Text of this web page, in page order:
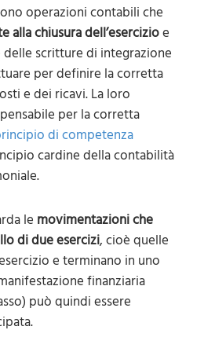
operazioni contabili che
alla chiusura dell’esercizioe
scritture di integrazione
per definire la corretta
e dei ricavi. La loro
per la corretta
di competenza
cardine della contabilità
le movimentazioni che
di due esercizi, cioè quelle
e terminano in uno
finanziaria
può quindi essere